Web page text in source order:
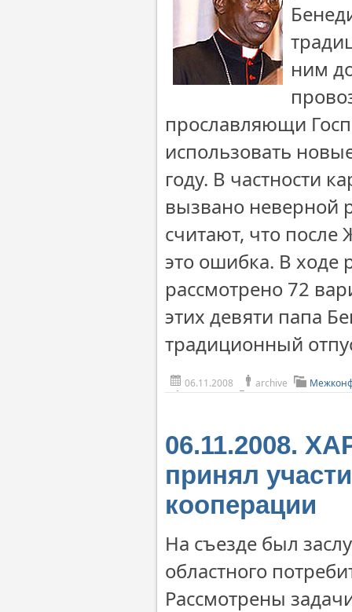
ним
прославляющи
использовать
году. В частности
вызвано неверной
считают, что
это ошибка. В ходе
рассмотрено 72
этих девяти папа
традиционный
06.11.2008 archive
06.11.2008.
принял
кооперации
На съезде был
областного
Рассмотрены